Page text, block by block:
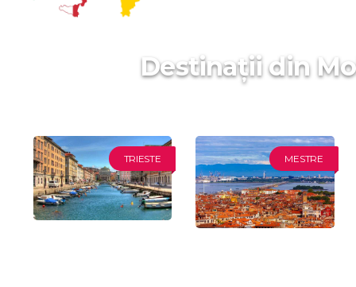
Destinații din
TRIESTE MESTRE